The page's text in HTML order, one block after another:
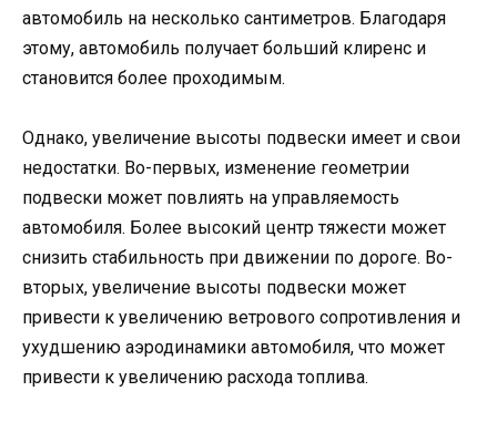
автомобиль на несколько сантиметров. Благодаря
этому, автомобиль получает больший клиренс и
становится более проходимым.
Однако, увеличение высоты подвески имеет и свои
недостатки. Во-первых, изменение геометрии
подвески может повлиять на управляемость
автомобиля. Более высокий центр тяжести может
снизить стабильность при движении по дороге. Во-
вторых, увеличение высоты подвески может
привести к увеличению ветрового сопротивления и
ухудшению аэродинамики автомобиля, что может
привести к увеличению расхода топлива.